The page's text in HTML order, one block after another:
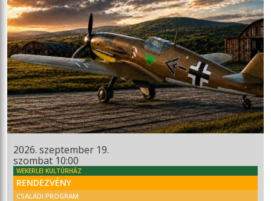
2026. szeptember 19.
szombat 10:00
WEKERLEI KULTÚRHÁZ
RENDEZVÉNY
CSALÁDI PROGRAM